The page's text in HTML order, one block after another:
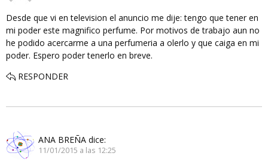
Desde que vi en television el anuncio me dije: tengo que tener en
mi poder este magnifico perfume. Por motivos de trabajo aun no
he podido acercarme a una perfumeria a olerlo y que caiga en mi
poder. Espero poder tenerlo en breve.
RESPONDER
ANA BREÑA dice:
11/01/2015 a las 12:25